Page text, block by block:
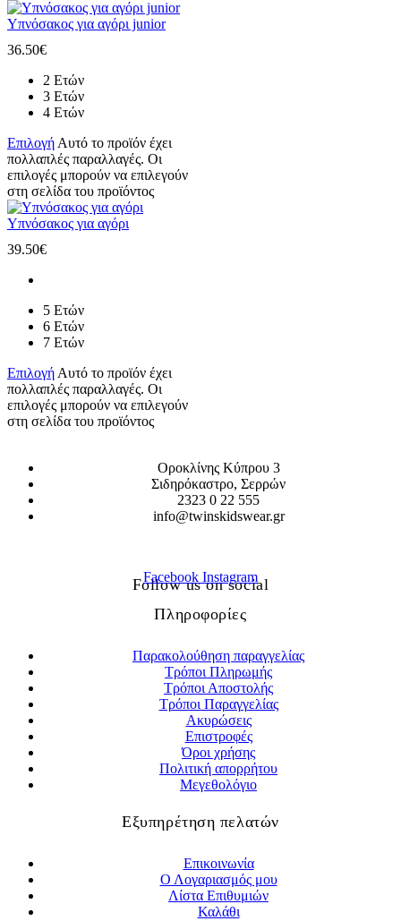
Υπνόσακος για αγόρι junior
36.50€
2 Ετών
3 Ετών
4 Ετών
Επιλογή Αυτό το προϊόν έχει
πολλαπλές παραλλαγές. Οι
επιλογές μπορούν να επιλεγούν
στη σελίδα του προϊόντος
Υπνόσακος για αγόρι
39.50€
5 Ετών
6 Ετών
7 Ετών
ΕπιλογήΑυτό το προϊόν έχει
πολλαπλές παραλλαγές. Οι
επιλογές μπορούν να επιλεγούν
στη σελίδα του προϊόντος
Οροκλίνης Κύπρου 3
Σιδηρόκαστρο, Σερρών
2323 0 22 555
info@twinskidswear.gr
Follow us on social
Facebook Instagram
Πληροφορίες
Παρακολούθηση παραγγελίας
Τρόποι Πληρωμής
Τρόποι Αποστολής
Τρόποι Παραγγελίας
Ακυρώσεις
Επιστροφές
Όροι χρήσης
Πολιτική απορρήτου
Μεγεθολόγιο
Εξυπηρέτηση πελατών
Επικοινωνία
Ο Λογαριασμός μου
Λίστα Επιθυμιών
Καλάθι